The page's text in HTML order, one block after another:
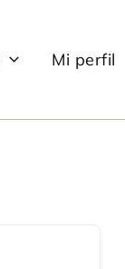
Mi perfil